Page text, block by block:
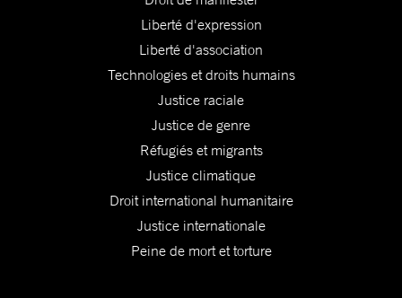
Liberté d'expression
Liberté d'association
Technologies et droits humains
Justice raciale
Justice de genre
Réfugiés et migrants
Justice climatique
Droit international humanitaire
Justice internationale
Peine de mort et torture